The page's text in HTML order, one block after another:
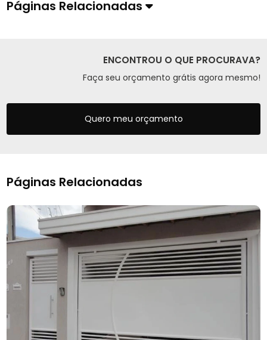
Páginas Relacionadas
ENCONTROU O QUE PROCURAVA?
Faça seu orçamento grátis agora mesmo!
Quero meu orçamento
Páginas Relacionadas